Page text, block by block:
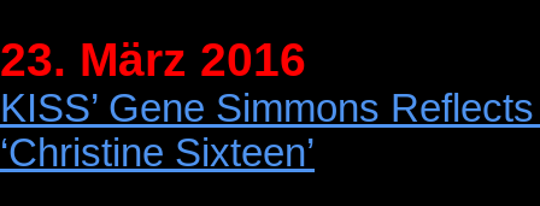
23. März 2016
KISS’ Gene Simmons
‘Christine Sixteen’